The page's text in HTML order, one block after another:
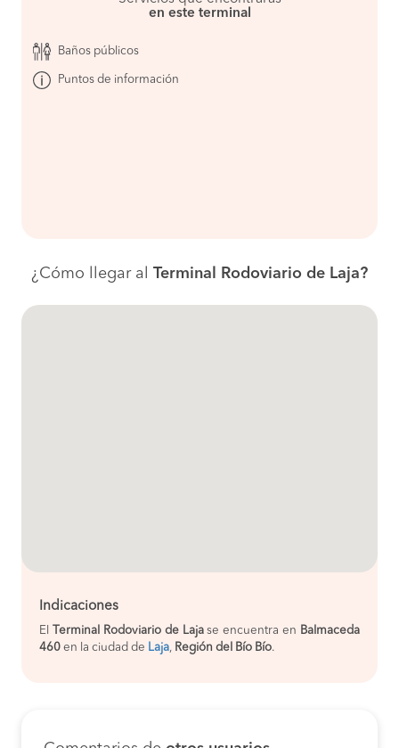
en este terminal
Baños públicos
Puntos de información
¿Cómo llegar al Terminal Rodoviario de Laja?
Indicaciones
El Terminal Rodoviario de Lajase encuentra en Balmaceda
460 en la ciudad de Laja, Región del Bío Bío.